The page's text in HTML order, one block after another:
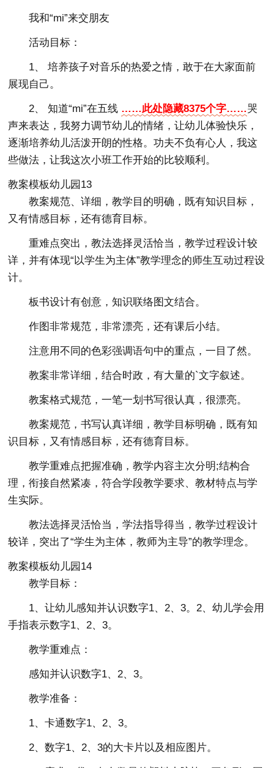
我和“mi”来交朋友
活动目标：
1、 培养孩子对音乐的热爱之情，敢于在大家面前
展现自己。
2、 知道“mi”在五线 ……此处隐藏8375个字……哭
声来表达，我努力调节幼儿的情绪，让幼儿体验快乐，
逐渐培养幼儿活泼开朗的性格。功夫不负有心人，我这
些做法，让我这次小班工作开始的比较顺利。
教案模板幼儿园13
教案规范、详细，教学目的明确，既有知识目标，
又有情感目标，还有德育目标。
重难点突出，教法选择灵活恰当，教学过程设计较
详，并有体现“以学生为主体”教学理念的师生互动过程设
计。
板书设计有创意，知识联络图文结合。
作图非常规范，非常漂亮，还有课后小结。
注意用不同的色彩强调语句中的重点，一目了然。
教案非常详细，结合时政，有大量的`文字叙述。
教案格式规范，一笔一划书写很认真，很漂亮。
教案规范，书写认真详细，教学目标明确，既有知
识目标，又有情感目标，还有德育目标。
教学重难点把握准确，教学内容主次分明;结构合
理，衔接自然紧凑，符合学段教学要求、教材特点与学
生实际。
教法选择灵活恰当，学法指导得当，教学过程设计
较详，突出了“学生为主体，教师为主导”的教学理念。
教案模板幼儿园14
教学目标：
1、让幼儿感知并认识数字1、2、3。2、幼儿学会用
手指表示数字1、2、3。
教学重难点：
感知并认识数字1、2、3。
教学准备：
1、卡通数字1、2、3。
2、数字1、2、3的大卡片以及相应图片。